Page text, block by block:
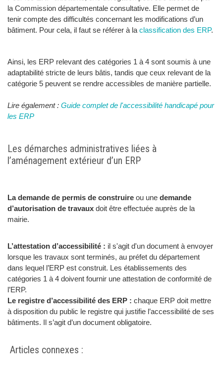
la Commission départementale consultative. Elle permet de
tenir compte des difficultés concernant les modifications d’un
bâtiment. Pour cela, il faut se référer à la classification des ERP.
Ainsi, les ERP relevant des catégories 1 à 4 sont soumis à une
adaptabilité stricte de leurs bâtis, tandis que ceux relevant de la
catégorie 5 peuvent se rendre accessibles de manière partielle.
Lire également : Guide complet de l'accessibilité handicapé pour
les ERP
Les démarches administratives liées à
l’aménagement extérieur d’un ERP
La demande de permis de construire ou une demande
d’autorisation de travaux doit être effectuée auprès de la
mairie.
L’attestation d’accessibilité : il s'agit d'un document à envoyer
lorsque les travaux sont terminés, au préfet du département
dans lequel l’ERP est construit. Les établissements des
catégories 1 à 4 doivent fournir une attestation de conformité de
l’ERP.
Le registre d’accessibilité des ERP : chaque ERP doit mettre
à disposition du public le registre qui justifie l’accessibilité de ses
bâtiments. Il s’agit d’un document obligatoire.
Articles connexes :